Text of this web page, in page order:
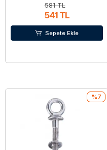
581 TL
541 TL
Sepete Ekle
%7